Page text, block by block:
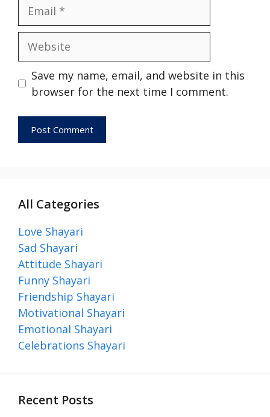
Save my name, email, and website in this
browser for the next time I comment.
All Categories
Love Shayari
Sad Shayari
Attitude Shayari
Funny Shayari
Friendship Shayari
Motivational Shayari
Emotional Shayari
Celebrations Shayari
Recent Posts